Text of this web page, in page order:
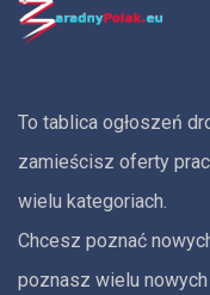
To tablica ogłoszeń
zamieścisz oferty
wielu kategoriach.
Chcesz poznać
poznasz wielu nowych